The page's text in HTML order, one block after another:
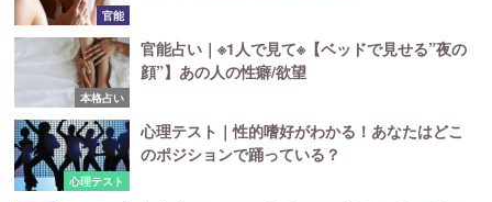
官能
本格占い
官能占い｜※1人で見て※【ベッドで見せる”夜の
顔”】あの人の性癖/欲望
心理テスト
心理テスト｜性的嗜好がわかる！あなたはどこ
のポジションで踊っている？